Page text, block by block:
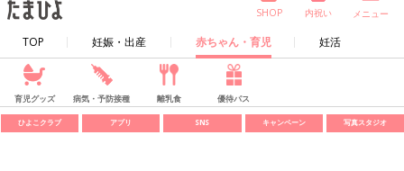
TOP 妊娠・出産 赤ちゃん・育児 妊活
SHOP 内祝い メニュー
育児グッズ 病気・予防接種 離乳食 優待パス
ひよこクラブ アプリ SNS キャンペーン 写真スタジオ